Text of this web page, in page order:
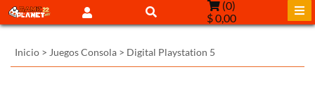
(0)
$ 0,00
Inicio > Juegos Consola > Digital Playstation 5